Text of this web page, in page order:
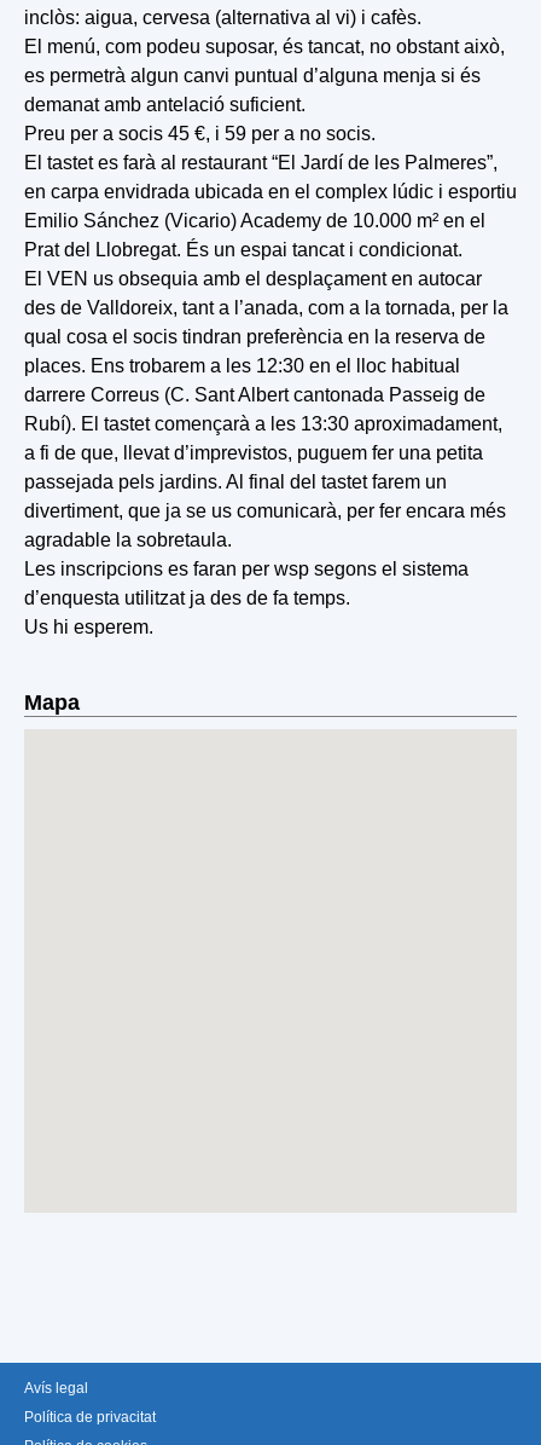
inclòs: aigua, cervesa (alternativa al vi) i cafès.
El menú, com podeu suposar, és tancat, no obstant això,
es permetrà algun canvi puntual d’alguna menja si és
demanat amb antelació suficient.
Preu per a socis 45 €, i 59 per a no socis.
El tastet es farà al restaurant “El Jardí de les Palmeres”,
en carpa envidrada ubicada en el complex lúdic i esportiu
Emilio Sánchez (Vicario) Academy de 10.000 m² en el
Prat del Llobregat. És un espai tancat i condicionat.
El VEN us obsequia amb el desplaçament en autocar
des de Valldoreix, tant a l’anada, com a la tornada, per la
qual cosa el socis tindran preferència en la reserva de
places. Ens trobarem a les 12:30 en el lloc habitual
darrere Correus (C. Sant Albert cantonada Passeig de
Rubí). El tastet començarà a les 13:30 aproximadament,
a fi de que, llevat d’imprevistos, puguem fer una petita
passejada pels jardins. Al final del tastet farem un
divertiment, que ja se us comunicarà, per fer encara més
agradable la sobretaula.
Les inscripcions es faran per wsp segons el sistema
d’enquesta utilitzat ja des de fa temps.
Us hi esperem.
Mapa
Avís legal
Política de privacitat